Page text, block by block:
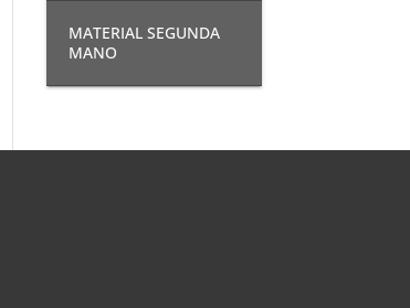
MATERIAL SEGUNDA
MANO